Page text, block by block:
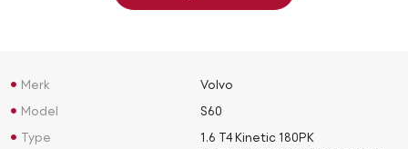
Merk Volvo
Model S60
Type
1.6 T4 Kinetic 180PK